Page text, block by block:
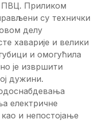
ПВЦ. Приликом
су технички
делу
хаварије и велики
и омогућила
је извршити
дужини.
електричне
и непостојање